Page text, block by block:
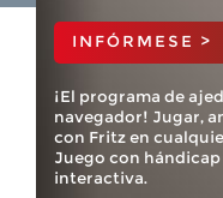
INFÓRMESE >
¡El programa de
navegador! Jugar,
con Fritz en
Juego con hándicap
interactiva.